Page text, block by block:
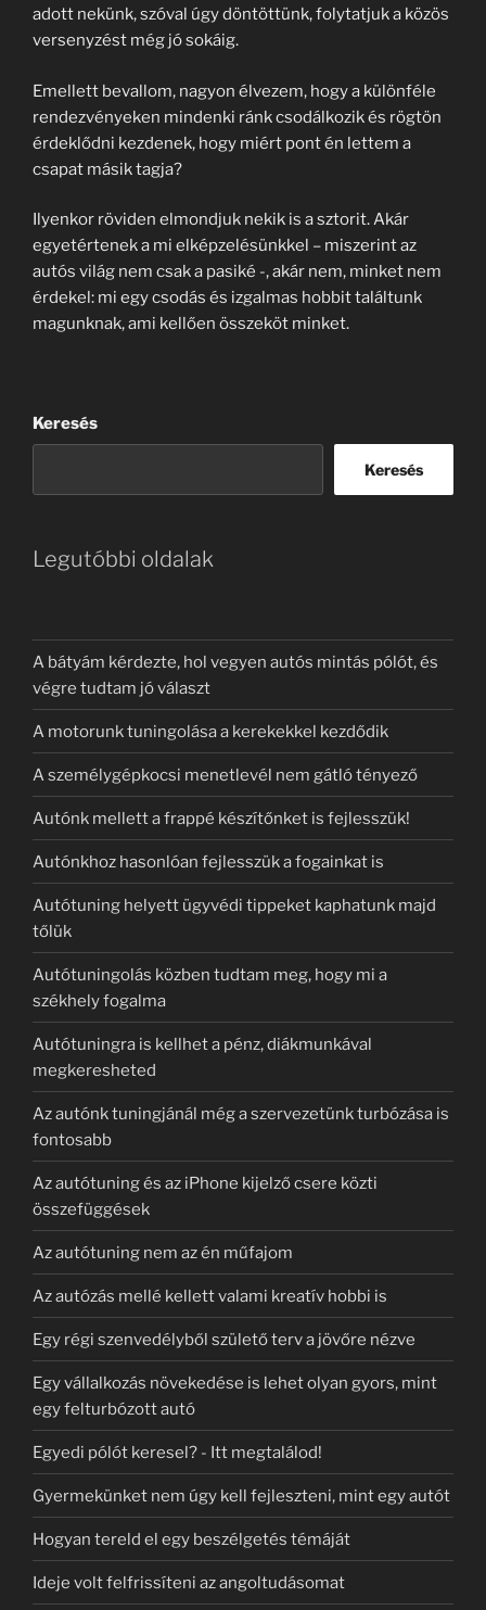
adott nekünk, szóval úgy döntöttünk, folytatjuk a közös
versenyzést még jó sokáig.
Emellett bevallom, nagyon élvezem, hogy a különféle
rendezvényeken mindenki ránk csodálkozik és rögtön
érdeklődni kezdenek, hogy miért pont én lettem a
csapat másik tagja?
Ilyenkor röviden elmondjuk nekik is a sztorit. Akár
egyetértenek a mi elképzelésünkkel – miszerint az
autós világ nem csak a pasiké -, akár nem, minket nem
érdekel: mi egy csodás és izgalmas hobbit találtunk
magunknak, ami kellően összeköt minket.
Keresés
Keresés
Legutóbbi oldalak
A bátyám kérdezte, hol vegyen autós mintás pólót, és
végre tudtam jó választ
A motorunk tuningolása a kerekekkel kezdődik
A személygépkocsi menetlevél nem gátló tényező
Autónk mellett a frappé készítőnket is fejlesszük!
Autónkhoz hasonlóan fejlesszük a fogainkat is
Autótuning helyett ügyvédi tippeket kaphatunk majd
tőlük
Autótuningolás közben tudtam meg, hogy mi a
székhely fogalma
Autótuningra is kellhet a pénz, diákmunkával
megkeresheted
Az autónk tuningjánál még a szervezetünk turbózása is
fontosabb
Az autótuning és az iPhone kijelző csere közti
összefüggések
Az autótuning nem az én műfajom
Az autózás mellé kellett valami kreatív hobbi is
Egy régi szenvedélyből születő terv a jövőre nézve
Egy vállalkozás növekedése is lehet olyan gyors, mint
egy felturbózott autó
Egyedi pólót keresel? - Itt megtalálod!
Gyermekünket nem úgy kell fejleszteni, mint egy autót
Hogyan tereld el egy beszélgetés témáját
Ideje volt felfrissíteni az angoltudásomat